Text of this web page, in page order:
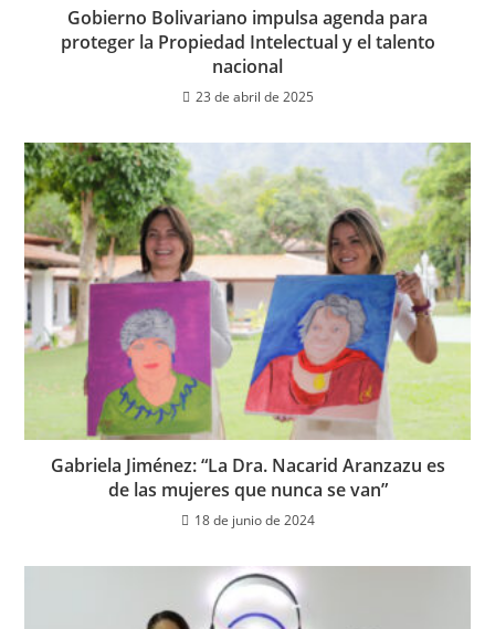
Gobierno Bolivariano impulsa agenda para
proteger la Propiedad Intelectual y el talento
nacional
23 de abril de 2025
Gabriela Jiménez: “La Dra. Nacarid Aranzazu es
de las mujeres que nunca se van”
18 de junio de 2024